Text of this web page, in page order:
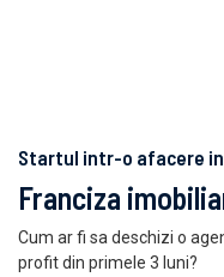
Startul intr-o afacere
Franciza
Cum ar fi sa deschizi o
profit din primele 3 luni?